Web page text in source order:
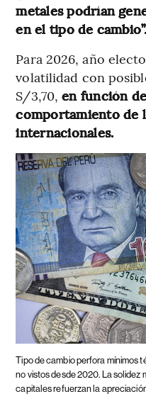
metales podrían
en el tipo de cambio”.
Para 2026, año
volatilidad con
S/3,70,en función
comportamiento de
internacionales.
Tipo de cambio perfora mínimos
no vistos desde 2020. La solidez
capitales refuerzan la